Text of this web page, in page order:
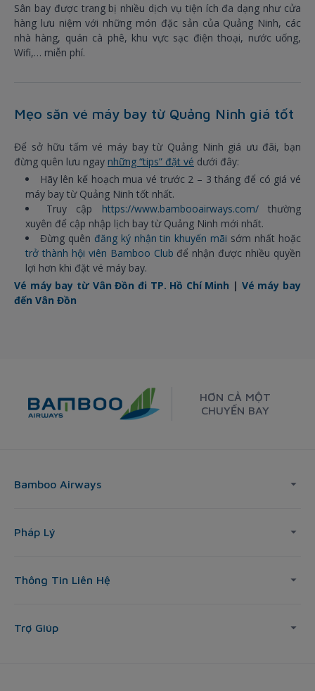
Sân bay được trang bị nhiều dịch vụ tiện ích đa dạng như cửa
hàng lưu niệm với những món đặc sản của Quảng Ninh, các
nhà hàng, quán cà phê, khu vực sạc điện thoại, nước uống,
Wifi,… miễn phí.
Mẹo săn vé máy bay từ Quảng Ninh giá tốt
Để sở hữu tấm vé máy bay từ Quảng Ninh giá ưu đãi, bạn
đừng quên lưu ngay những “tips” đặt vé dưới đây:
Hãy lên kế hoạch mua vé trước 2 – 3 tháng để có giá vé
máy bay từ Quảng Ninh tốt nhất.
Truy cập https://www.bambooairways.com/thường
xuyên để cập nhập lịch bay từ Quảng Ninh mới nhất.
Đừng quên đăng ký nhận tin khuyến mãi sớm nhất hoặc
trở thành hội viên Bamboo Club để nhận được nhiều quyền
lợi hơn khi đặt vé máy bay.
Vé máy bay từ Vân Đồn đi TP. Hồ Chí Minh | Vé máy bay
đến Vân Đồn
HƠN CẢ MỘT
CHUYẾN BAY
Bamboo Airways
Pháp Lý
Thông Tin Liên Hệ
Trợ Giúp